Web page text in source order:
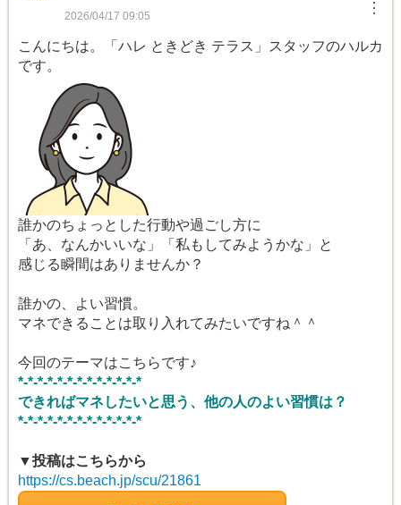
2026/04/17 09:05 ︙
こんにちは。「ハレ ときどき テラス」スタッフのハルカ
です。
誰かのちょっとした行動や過ごし方に
「あ、なんかいいな」「私もしてみようかな」と
感じる瞬間はありませんか？
誰かの、よい習慣。
マネできることは取り入れてみたいですね＾＾
今回のテーマはこちらです♪
*-*-*-*-*-*-*-*-*-*-*-*-*
できればマネしたいと思う、他の人のよい習慣は？
*-*-*-*-*-*-*-*-*-*-*-*-*
▼投稿はこちらから
https://cs.beach.jp/scu/21861